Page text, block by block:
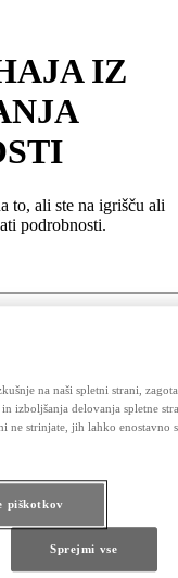
IZ
to, ali ste na igrišču ali
podrobnosti.
na naši spletni strani,
izboljšanja delovanja spletne
ne strinjate, jih lahko enostavno
piškotkov
Sprejmi vse